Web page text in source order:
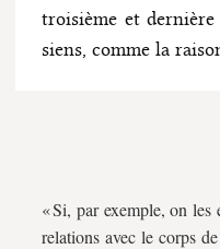
troisième et
siens, comme la
« Si, par exemple, on
relations avec le corps